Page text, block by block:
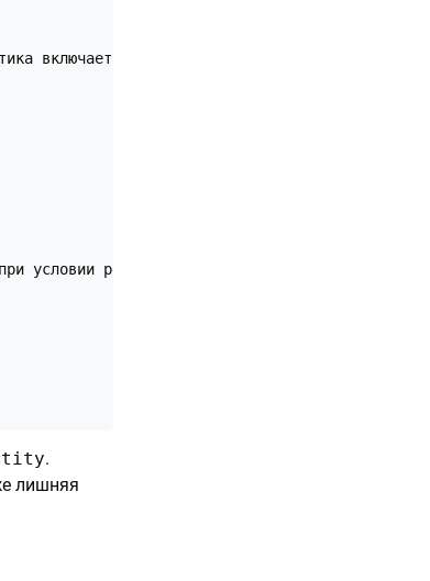
включает осмотр, фотографии и консультацию
условии регулярного профилактического
.
лишняя